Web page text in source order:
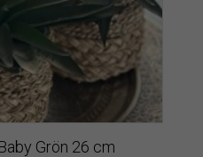
Grön 26 cm